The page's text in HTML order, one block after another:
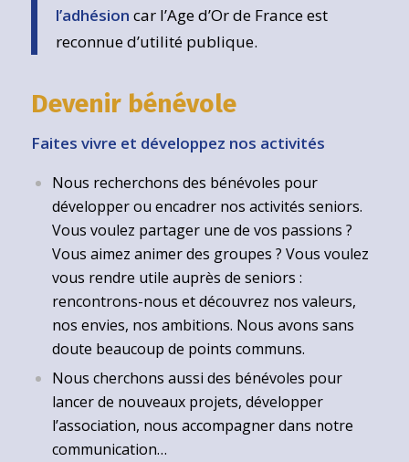
l’adhésion car l’Age d’Or de France est
reconnue d’utilité publique.
Devenir bénévole
Faites vivre et développez nos activités
Nous recherchons des bénévoles pour
développer ou encadrer nos activités seniors.
Vous voulez partager une de vos passions ?
Vous aimez animer des groupes ? Vous voulez
vous rendre utile auprès de seniors :
rencontrons-nous et découvrez nos valeurs,
nos envies, nos ambitions. Nous avons sans
doute beaucoup de points communs.
Nous cherchons aussi des bénévoles pour
lancer de nouveaux projets, développer
l’association, nous accompagner dans notre
communication…